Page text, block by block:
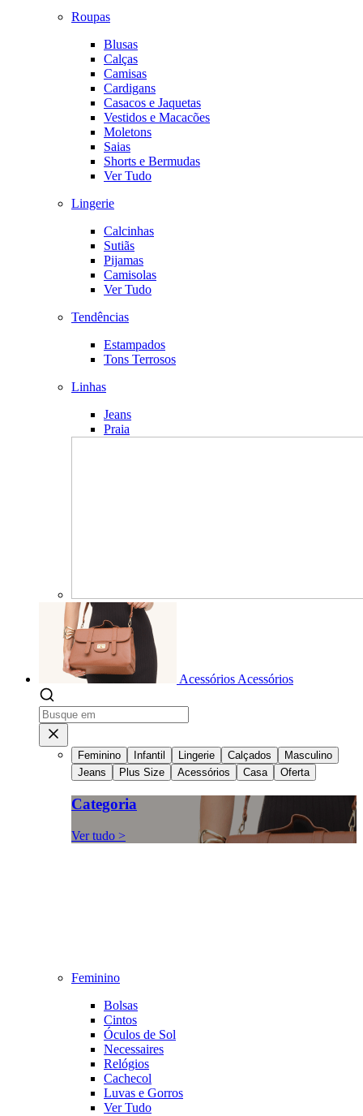
Roupas
Blusas
Calças
Camisas
Cardigans
Casacos e Jaquetas
Vestidos e Macacões
Moletons
Saias
Shorts e Bermudas
Ver Tudo
Lingerie
Calcinhas
Sutiãs
Pijamas
Camisolas
Ver Tudo
Tendências
Estampados
Tons Terrosos
Linhas
Jeans
Praia
Acessórios Acessórios
Feminino Infantil Lingerie Calçados
Masculino
Jeans
Plus Size Acessórios Casa Oferta
Categoria
Ver tudo >
Feminino
Bolsas
Cintos
Óculos de Sol
Necessaires
Relógios
Cachecol
Luvas e Gorros
Ver Tudo